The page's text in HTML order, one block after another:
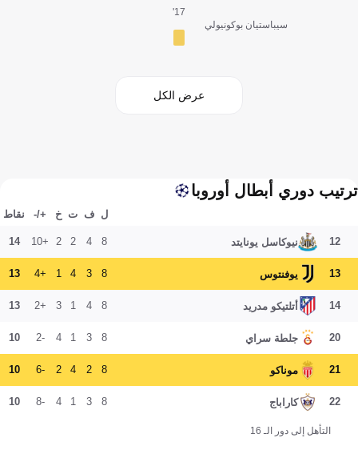
سيباستيان بوكونيولي
17'
عرض الكل
ترتيب دوري أبطال أوروبا
ل ف ت خ +/- نقاط
12 نيوكاسل يونايتد 8
4
2
2
+10
14
13 يوفنتوس 8
3
4
1
+4
13
14 أتلتيكو مدريد 8
4
1
3
+2
13
20 جلطة سراي 8
3
1
4
-2
10
21 موناكو 8
2
4
2
-6
10
22 كاراباج 8
3
1
4
-8
10
التأهل إلى دور الـ 16